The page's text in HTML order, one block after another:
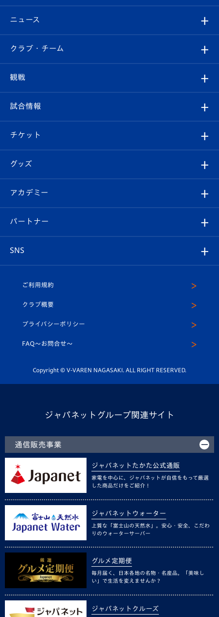
ニュース
すべて
クラブ
試合情報
チケット
イベント
メディア
ホームタウン
クラブ・チーム
クラブ概要
エンブレム紹介
スタッフプロフィール
マスコット紹介
平和祈念活動
ホームタウン活動
観戦
観戦ルール
はじめての観戦ガイド
Revive Team
ヴィヴィくんの長崎おもてなしガイド
試合情報
試合日程/結果
フォトギャラリー
スタジアムグルメ
チケット
チケット
V-LOVERS（ファンクラブ）
プレイヤーズスイート
グッズ
オンラインショップ
店舗情報
アカデミー
育成からのお知らせ
U-18
スクール
パートナー
SNS
ヴィヴィくんインスタグラム
公式LINE＠
ご利用規約
クラブ概要
プライバシーポリシー
FAQ〜お問合せ〜
Copyright © V-VAREN NAGASAKI. ALL RIGHT RESERVED.
ジャパネットグループ関連サイト
通信販売事業
ジャパネットたかた公式通販
家電を中心に、ジャパネットが自信をもって厳選
した商品だけをご紹介！
ジャパネットウォーター
上質な「富士山の天然水」。安心・安全、こだわ
りのウォーターサーバー
グルメ定期便
毎月届く、日本各地の名物・名産品。「美味し
い」で生活を変えませんか？
ジャパネットクルーズ